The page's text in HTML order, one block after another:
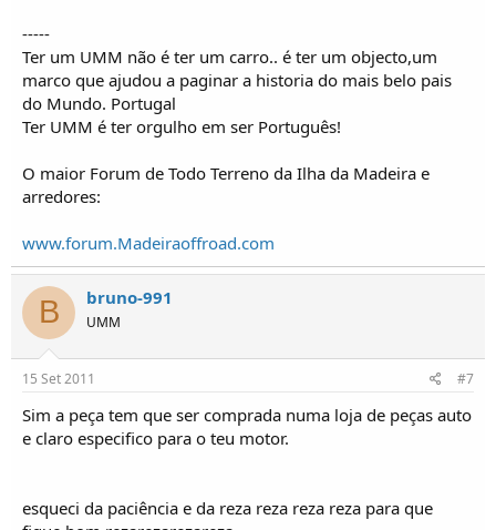
-----
Ter um UMM não é ter um carro.. é ter um objecto,um
marco que ajudou a paginar a historia do mais belo pais
do Mundo. Portugal
Ter UMM é ter orgulho em ser Português!
O maior Forum de Todo Terreno da Ilha da Madeira e
arredores:
www.forum.Madeiraoffroad.com
B bruno-991
UMM
15 Set 2011 #7
Sim a peça tem que ser comprada numa loja de peças auto
e claro especifico para o teu motor.
esqueci da paciência e da reza reza reza reza para que